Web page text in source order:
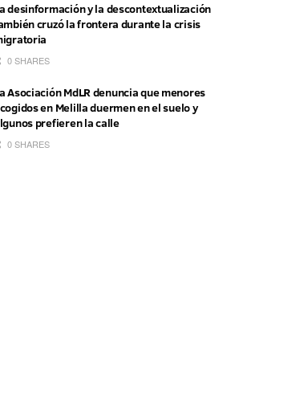
desinformación y la descontextualización
cruzó la frontera durante la crisis
0 SHARES
Asociación MdLR denuncia que menores
en Melilla duermen en el suelo y
prefieren la calle
0 SHARES